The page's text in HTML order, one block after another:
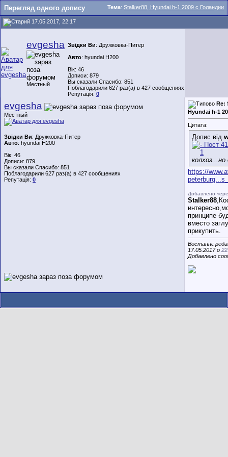
Тема: Stalker88, Hyundai h-1 2009 с Голандии
Перегляд одного допису
17.05.2017, 22:17
evgesha
Местный
Звідки Ви: Дружковка-Питер
Авто: hyundai H200
Вік: 46
Дописи: 879
Вы сказали Спасибо: 851
Поблагодарили 627 раз(а) в 427 сообщениях
Репутація: 0
evgesha
Местный
Звідки Ви: Дружковка-Питер
Авто: hyundai H200
Вік: 46
Дописи: 879
Вы сказали Спасибо: 851
Поблагодарили 627 раз(а) в 427 сообщениях
Репутація: 0
Re:
Hyundai h-1
Цитата:
Допис від
колхоз...но
https://
Добавлено
Stalker88
принципе
вместо
прикупить.
Востаннє
17.05.2017 о
Добавлено